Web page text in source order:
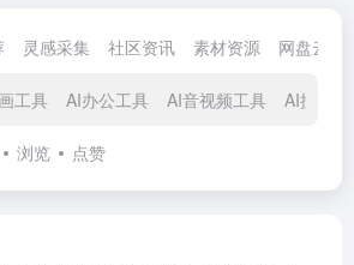
灵感采集 社区资讯 素材资源 网盘云储
工具 AI办公工具 AI音视频工具 AI搜索
浏览 点赞